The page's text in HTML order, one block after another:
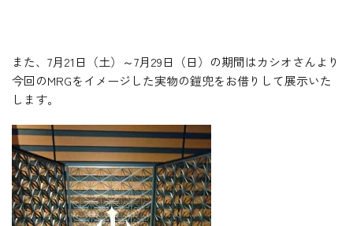
また、7月21日（土）～7月29日（日）の期間はカシオさんより
今回のMRGをイメージした実物の鎧兜をお借りして展示いた
します。